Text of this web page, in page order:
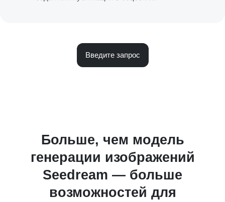
Введите запрос
Больше, чем модель
генерации изображений
Seedream — больше
возможностей для